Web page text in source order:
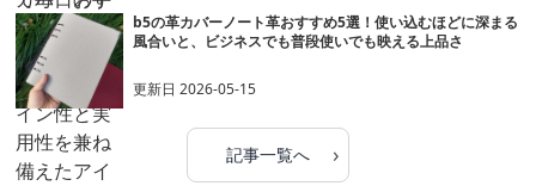
b5の革カバーノート革おすすめ5選！使い込むほどに深まる
風合いと、ビジネスでも普段使いでも映える上品さ
更新日2026-05-15
記事一覧へ ›